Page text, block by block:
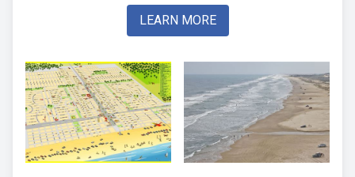
LEARN MORE